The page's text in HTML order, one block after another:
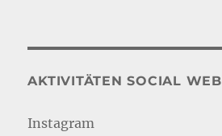
AKTIVITÄTEN SOCIAL WEB
Instagram